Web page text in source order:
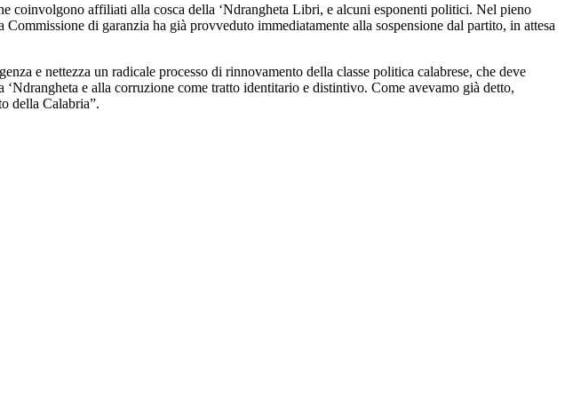
coinvolgono affiliati alla cosca della ‘Ndrangheta Libri, e alcuni esponenti politici. Nel pieno
di garanzia ha già provveduto immediatamente alla sospensione dal partito, in attesa
e nettezza un radicale processo di rinnovamento della classe politica calabrese, che deve
e alla corruzione come tratto identitario e distintivo. Come avevamo già detto,
della Calabria”.